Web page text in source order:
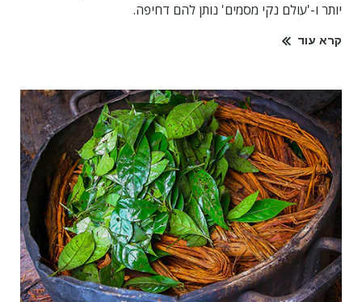
יותר ו-'עולם נקי מסמים' נותן להם דחיפה.
קרא עוד